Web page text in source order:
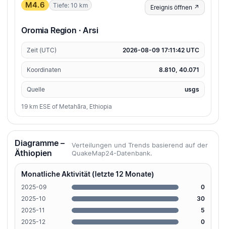
M4.6 Tiefe: 10 km Ereignis öffnen ↗
Oromia Region · Arsi
Zeit (UTC) 2026-08-09 17:11:42 UTC
Koordinaten 8.810, 40.071
Quelle usgs
19 km ESE of Metahāra, Ethiopia
Diagramme –
Äthiopien
Verteilungen und Trends basierend auf der
QuakeMap24-Datenbank.
Monatliche Aktivität (letzte 12 Monate)
2025-09
0
2025-10
30
2025-11
5
2025-12
0